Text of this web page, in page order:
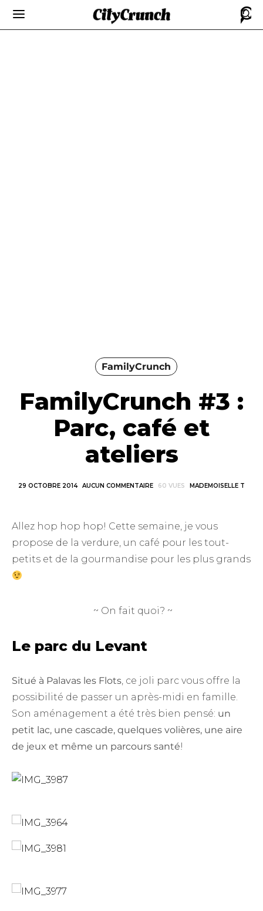
FamilyCrunch
FamilyCrunch #3 :
Parc, café et
ateliers
29 OCTOBRE 2014 AUCUN COMMENTAIRE 60 VUES MADEMOISELLE T
Allez hop hop hop! Cette semaine, je vous
propose de la verdure, un café pour les tout-
petits et de la gourmandise pour les plus grands
~ On fait quoi? ~
Le parc du Levant
Situé à Palavas les Flots, ce joli parc vous offre la
possibilité de passer un après-midi en famille.
Son aménagement a été très bien pensé: un
petit lac, une cascade, quelques volières, une aire
de jeux et même un parcours santé!